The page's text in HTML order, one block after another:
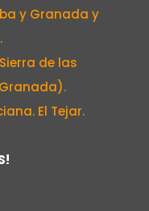
y Granada y
de las
El Tejar.